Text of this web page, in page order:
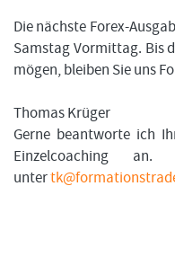
Die nächste Forex-
Samstag Vormittag. Bis
mögen, bleiben Sie uns
Thomas Krüger
Gerne beantworte ich
Einzelcoaching
unter